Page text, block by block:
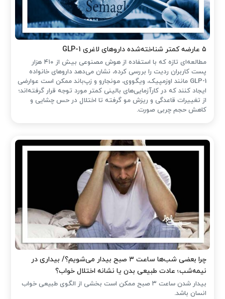
۵ عارضه کمتر شناخته‌شده داروهای لاغری GLP-1
مطالعه‌ای تازه که با استفاده از هوش مصنوعی بیش از ۴۱۰ هزار
پست کاربران ردیت را بررسی کرده، نشان می‌دهد داروهای خانواده
GLP-1 مانند اوزمپیک، ویگووی، مونجارو و زپ‌باند ممکن است عوارضی
ایجاد کنند که در کارآزمایی‌های بالینی کمتر مورد توجه قرار گرفته‌اند؛
از تغییرات قاعدگی و ریزش مو گرفته تا اختلال در حس چشایی و
کاهش حجم چربی صورت.
چرا بعضی شب‌ها ساعت ۳ صبح بیدار می‌شویم؟/ بیداری در
نیمه‌شب؛ عادت طبیعی بدن یا نشانه اختلال خواب؟
بیدار شدن ساعت ۳ صبح ممکن است بخشی از الگوی طبیعی خواب
انسان باشد.